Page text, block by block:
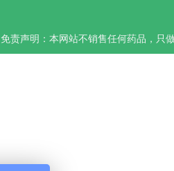
免责声明：本网站不销售任何药品，只